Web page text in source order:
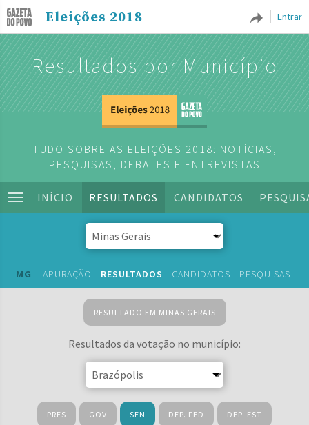
Entrar
Eleições 2018
Resultados por Município
TUDO SOBRE AS ELEIÇÕES 2018: NOTÍCIAS,
PESQUISAS, DEBATES E ENTREVISTAS
INÍCIO RESULTADOS CANDIDATOS
MG APURAÇÃO RESULTADOS CANDIDATOS PESQUISAS
RESULTADO EM MINAS GERAIS
Resultados da votação no município:
PRES GOV SEN DEP. FED DEP. EST